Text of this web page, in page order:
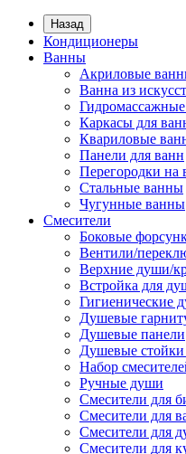
Назад
Кондиционеры
Ванны
Акриловые
Ванна из
Каркасы для
Квариловые
Панели для ванн
Перегородки на
Стальные ванны
Чугунные ванны
Смесители
Боковые
Вентили/
Верхние души/
Встройка для
Гигиенические
Душевые
Душевые панели
Душевые
Набор
Ручные души
Смесители для
Смесители для
Смесители для
Смесители для